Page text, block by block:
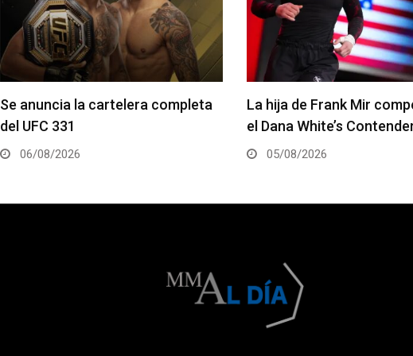
La hija de Frank Mir competirá en
el Dana White’s Contender Series
05/08/2026
Joshua Van vs. Alexandre
2 será la pelea estelar del
05/08/2026